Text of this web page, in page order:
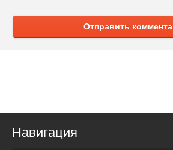
Отправить
Навигация